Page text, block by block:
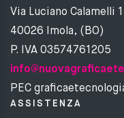
Via Luciano Calamelli
40026 Imola, (BO)
P. IVA 03574761205
PEC
ASSISTENZA